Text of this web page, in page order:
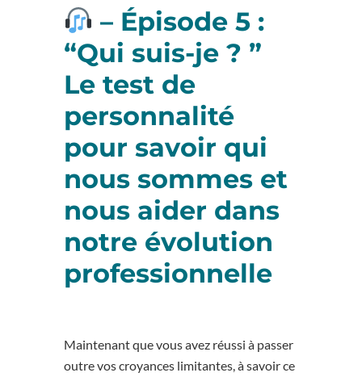
– Épisode 5 :
“Qui suis-je ? ”
Le test de
personnalité
pour savoir qui
nous sommes et
nous aider dans
notre évolution
professionnelle
Maintenant que vous avez réussi à passer
outre vos croyances limitantes, à savoir ce